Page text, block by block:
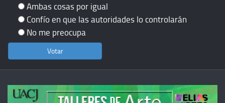
Ambas cosas por igual
Confío en que las autoridades lo controlarán
No me preocupa